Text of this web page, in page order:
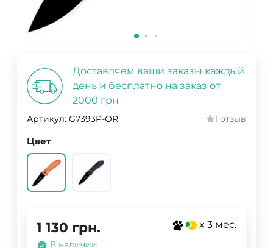
Доставляем ваши заказы каждый
день и бесплатно на заказ от
2000 грн
Артикул: G7393P-OR 1 отзыв
Цвет
1 130 грн. x 3 мес.
В наличии